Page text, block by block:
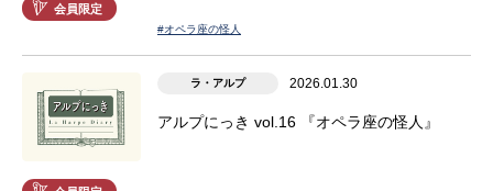
会員限定
#オペラ座の怪人
ラ・アルプ 2026.01.30
アルプにっき vol.16 『オペラ座の怪人』